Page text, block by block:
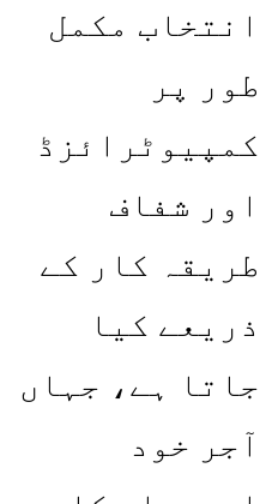
انتخاب مکمل
طور پر
کمپیوٹرائزڈ
اور شفاف
طریقہ کار کے
ذریعے کیا
جاتا ہے، جہاں
آجر خود